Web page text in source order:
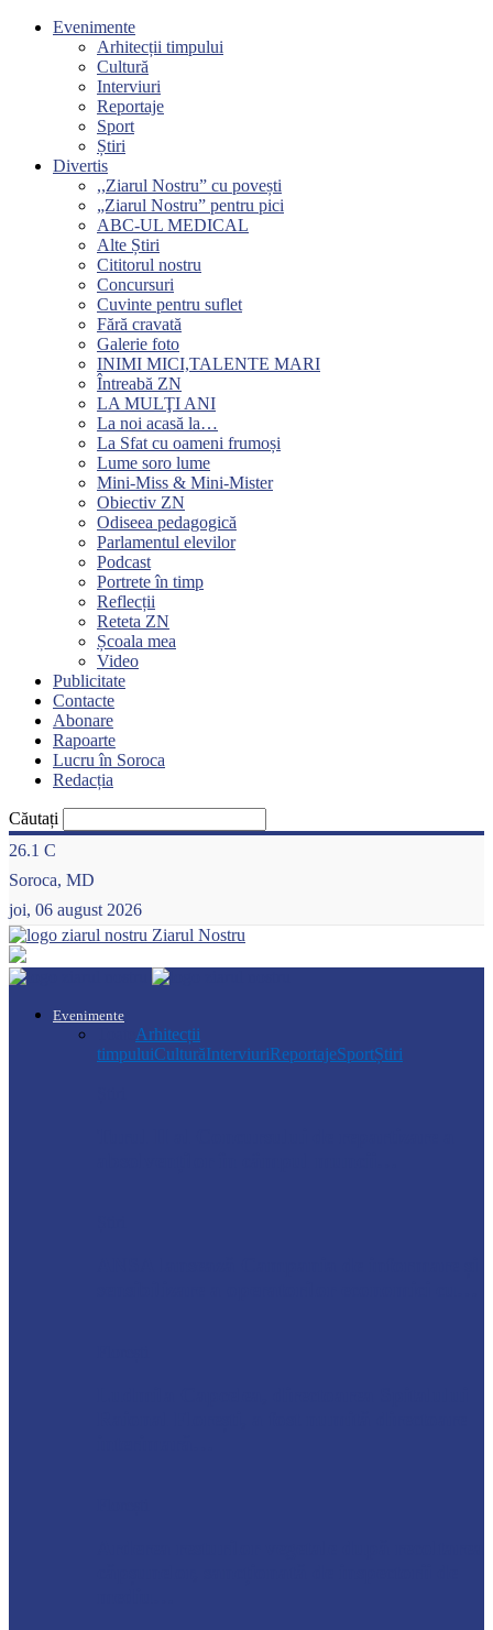
Evenimente
Arhitecții timpului
Cultură
Interviuri
Reportaje
Sport
Știri
Divertis
,,Ziarul Nostru” cu povești
„Ziarul Nostru” pentru pici
ABC-UL MEDICAL
Alte Știri
Cititorul nostru
Concursuri
Cuvinte pentru suflet
Fără cravată
Galerie foto
INIMI MICI,TALENTE MARI
Întreabă ZN
LA MULŢI ANI
La noi acasă la…
La Sfat cu oameni frumoși
Lume soro lume
Mini-Miss & Mini-Mister
Obiectiv ZN
Odiseea pedagogică
Parlamentul elevilor
Podcast
Portrete în timp
Reflecții
Reteta ZN
Școala mea
Video
Publicitate
Contacte
Abonare
Rapoarte
Lucru în Soroca
Redacția
Căutați
26.1 C
Soroca, MD
joi, 06 august 2026
Ziarul Nostru
Evenimente
Arhitecții
timpuluiCulturăInterviuriReportajeSportȘtiri